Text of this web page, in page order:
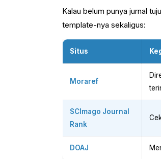
Kalau belum punya jurnal
template-nya sekaligus:
Situs
Moraref
SCImago Journal
Rank
DOAJ